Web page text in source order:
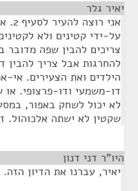
יאיר גלר
אני
על-ידי קטינים ולא
צריכים להבין שפה מדובר
להחרגות אבל צריך
הילדים ואת הצעירים.
דו-משמעי ודו-פרצופי.
לא יכול לשחק באפור,
שקטין לא ישתה
היו"ר דני דנון
יאיר, עברנו את הדיון הזה.